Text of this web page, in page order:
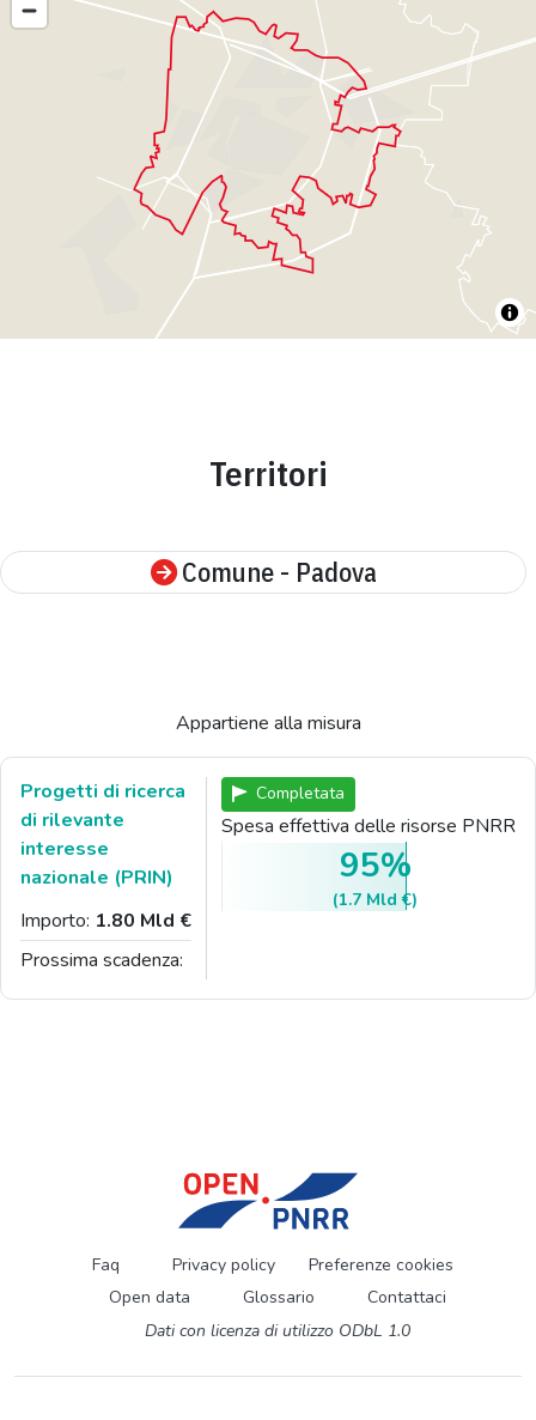
Territori
Comune - Padova
Appartiene alla misura
Progetti di ricerca
di rilevante
interesse
nazionale (PRIN)
Importo: 1.80 Mld €
Prossima scadenza:
Completata
Spesa effettiva delle risorse PNRR
95%
(1.7 Mld €)
Faq Privacy policy
Preferenze cookies
Open data
Glossario
Contattaci
Dati con licenza di utilizzo ODbL 1.0